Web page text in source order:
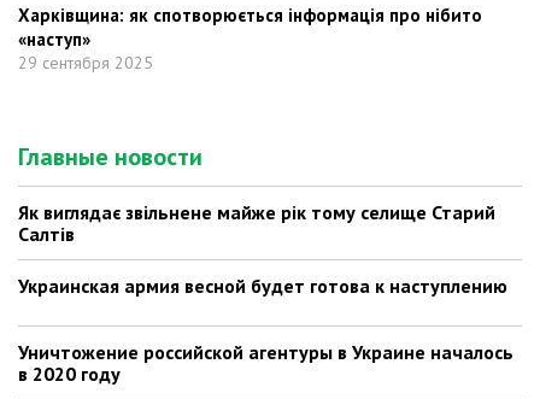
Харківщина: як спотворюється інформація про нібито
«наступ»
29 сентября 2025
Главные новости
Як виглядає звільнене майже рік тому селище Старий
Салтів
Украинская армия весной будет готова к наступлению
Уничтожение российской агентуры в Украине началось
в 2020 году